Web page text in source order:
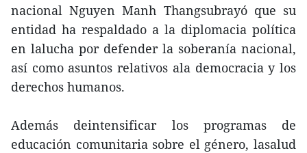
nacional Nguyen Manh Thangsubrayó que su
entidad ha respaldado a la diplomacia política
en lalucha por defender la soberanía nacional,
así como asuntos relativos ala democracia y los
derechos humanos.
Además deintensificar los programas de
educación comunitaria sobre el género, lasalud